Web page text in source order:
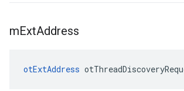
mExtAddress
otExtAddress